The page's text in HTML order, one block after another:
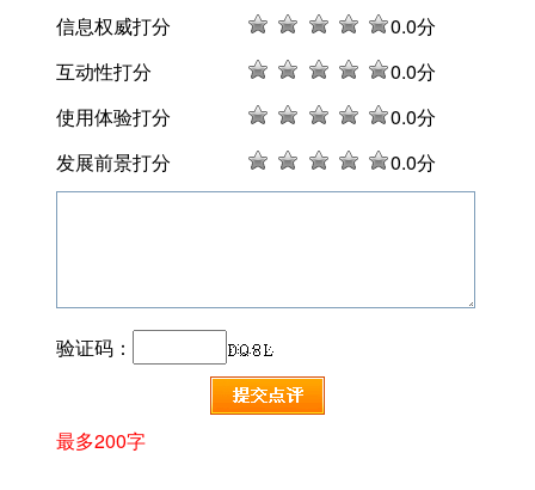
信息权威打分 0.0分
互动性打分
0.0分
使用体验打分
0.0分
发展前景打分
0.0分
验证码：
最多200字